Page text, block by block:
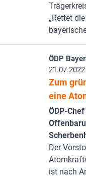
„Rettet
ÖDP
21.07.2022
Zum
eine
ÖDP-
Der
ist nach